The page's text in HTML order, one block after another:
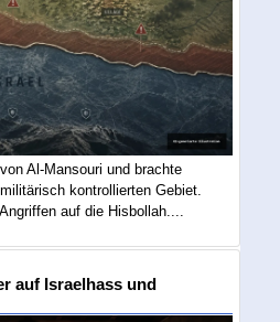
Al-Mansouri und brachte
kontrollierten Gebiet.
auf die Hisbollah....
auf Israelhass und